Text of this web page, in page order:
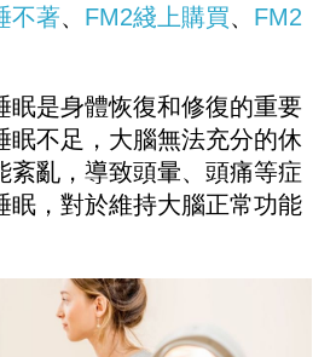
不著、 FM2綫上購買、 FM2
是身體恢復和修復的重要
眠不足，大腦無法充分的休
紊亂，導致頭暈、頭痛等症
眠，對於維持大腦正常功能